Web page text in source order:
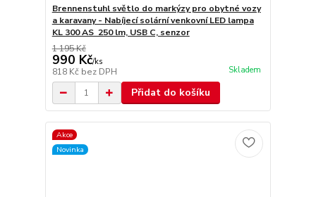
Brennenstuhl světlo do markýzy pro obytné vozy
a karavany - Nabíjecí solární venkovní LED lampa
KL 300 AS 250 lm, USB C, senzor
1 195 Kč
990 Kč/ks
818 Kč bez DPH Skladem
Přidat do košíku
Akce
Novinka